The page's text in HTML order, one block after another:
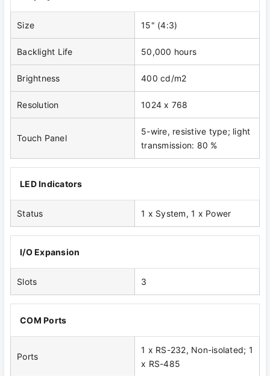
Size 15" (4:3)
Backlight Life 50,000 hours
Brightness 400 cd/m2
Resolution 1024 x 768
Touch Panel
5-wire, resistive type; light
transmission: 80 %
LED Indicators
Status 1 x System, 1 x Power
I/O Expansion
Slots 3
COM Ports
Ports
1 x RS-232, Non-isolated; 1
x RS-485